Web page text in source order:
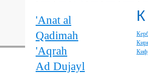
'Anat al
Qadimah
'Aqrah
Ad Dujayl
К